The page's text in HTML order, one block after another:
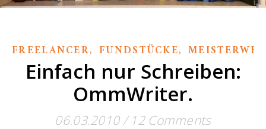
FREELANCER, FUNDSTÜCKE,
Einfach nur Schreiben:
OmmWriter.
06.03.2010 / 12 Comments